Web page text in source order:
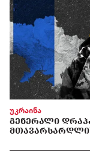
უკრაინა
ᲒᲔᲜᲔᲠᲐᲚᲘ